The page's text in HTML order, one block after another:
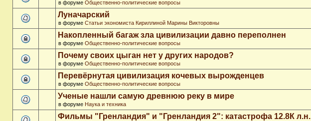
в форуме Общественно-политические вопросы
Луначарский
в форуме Статьи экономиста Кириллиной Марины Викторовны
Накопленный багаж зла цивилизации давно переполнен
в форуме Общественно-политические вопросы
Почему своих цыган нет у других народов?
в форуме Общественно-политические вопросы
Перевёрнутая цивилизация кочевых вырожденцев
в форуме Общественно-политические вопросы
Ученые нашли самую древнюю реку в мире
в форуме Наука и техника
Фильмы "Гренландия" и "Гренландия 2": катастрофа 12.8К л.н.